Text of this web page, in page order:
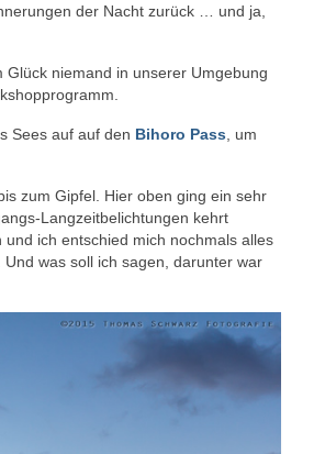
der Nacht zurück … und ja,
niemand in unserer Umgebung
Sees auf auf den Bihoro Pass , um
zum Gipfel. Hier oben ging ein sehr
Langzeitbelichtungen kehrt
ich entschied mich nochmals alles
was soll ich sagen, darunter war